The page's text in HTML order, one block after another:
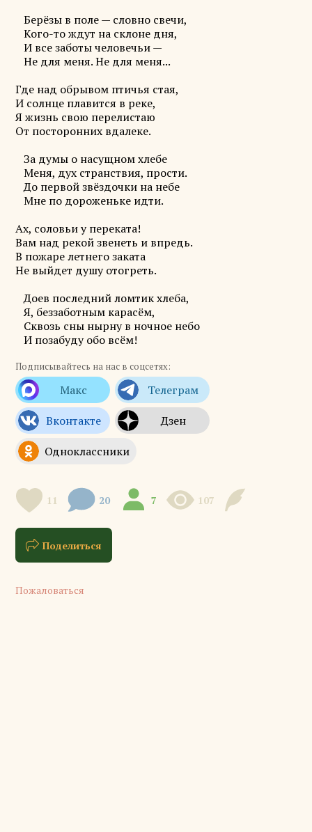
Берёзы в поле — словно свечи,
Кого-то ждут на склоне дня,
И все заботы человечьи —
Не для меня. Не для меня...
Где над обрывом птичья стая,
И солнце плавится в реке,
Я жизнь свою перелистаю
От посторонних вдалеке.
За думы о насущном хлебе
Меня, дух странствия, прости.
До первой звёздочки на небе
Мне по дороженьке идти.
Ах, соловьи у переката!
Вам над рекой звенеть и впредь.
В пожаре летнего заката
Не выйдет душу отогреть.
Доев последний ломтик хлеба,
Я, беззаботным карасём,
Сквозь сны нырну в ночное небо
И позабуду обо всём!
Подписывайтесь на нас в соцсетях:
11 20 7 107
Поделиться
Пожаловаться